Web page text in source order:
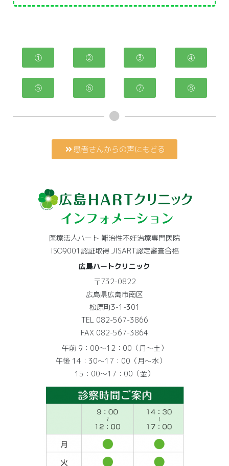
① ② ③ ④
⑤ ⑥ ⑦ ⑧
患者さんからの声にもどる
医療法人ハート 難治性不妊治療専門医院
ISO9001認証取得 JISART認定審査合格
広島ハートクリニック
〒732-0822
広島県広島市南区
松原町3-1-301
TEL 082-567-3866
FAX 082-567-3864
午前 9：00～12：00（月～土）
午後 14：30～17：00（月～水）
15：00～17：00（金）